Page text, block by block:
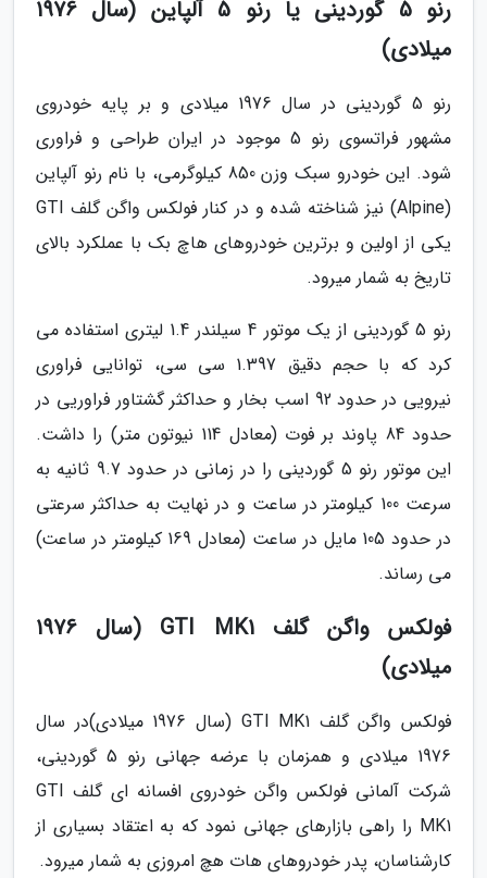
رنو 5 گوردینی یا رنو 5 آلپاین (سال 1976
میلادی)
رنو 5 گوردینی در سال 1976 میلادی و بر پایه خودروی
مشهور فراتسوی رنو 5 موجود در ایران طراحی و فراوری
شود. این خودرو سبک وزن 850 کیلوگرمی، با نام رنو آلپاین
(Alpine) نیز شناخته شده و در کنار فولکس واگن گلف GTI
یکی از اولین و برترین خودروهای هاچ بک با عملکرد بالای
تاریخ به شمار میرود.
رنو 5 گوردینی از یک موتور 4 سیلندر 1.4 لیتری استفاده می
کرد که با حجم دقیق 1.397 سی سی، توانایی فراوری
نیرویی در حدود 92 اسب بخار و حداکثر گشتاور فراوریی در
حدود 84 پاوند بر فوت (معادل 114 نیوتون متر) را داشت.
این موتور رنو 5 گوردینی را در زمانی در حدود 9.7 ثانیه به
سرعت 100 کیلومتر در ساعت و در نهایت به حداکثر سرعتی
در حدود 105 مایل در ساعت (معادل 169 کیلومتر در ساعت)
می رساند.
فولکس واگن گلف GTI MK1 (سال 1976
میلادی)
فولکس واگن گلف GTI MK1 (سال 1976 میلادی)در سال
1976 میلادی و همزمان با عرضه جهانی رنو 5 گوردینی،
شرکت آلمانی فولکس واگن خودروی افسانه ای گلف GTI
MK1 را راهی بازارهای جهانی نمود که به اعتقاد بسیاری از
کارشناسان، پدر خودروهای هات هچ امروزی به شمار میرود.